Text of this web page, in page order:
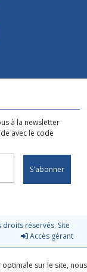
à la newsletter
avec le code
S'abonner
droits réservés. Site
Accès gérant
sur le site, nous